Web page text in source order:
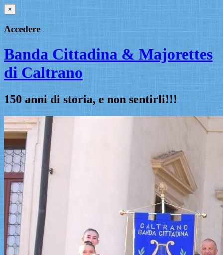
×
Accedere
Banda Cittadina & Majorettes
di Caltrano
150 anni di storia, e non sentirli!!!